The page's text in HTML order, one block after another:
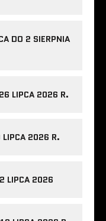
DO 2 SIERPNIA
LIPCA 2026 R.
LIPCA 2026 R.
LIPCA 2026